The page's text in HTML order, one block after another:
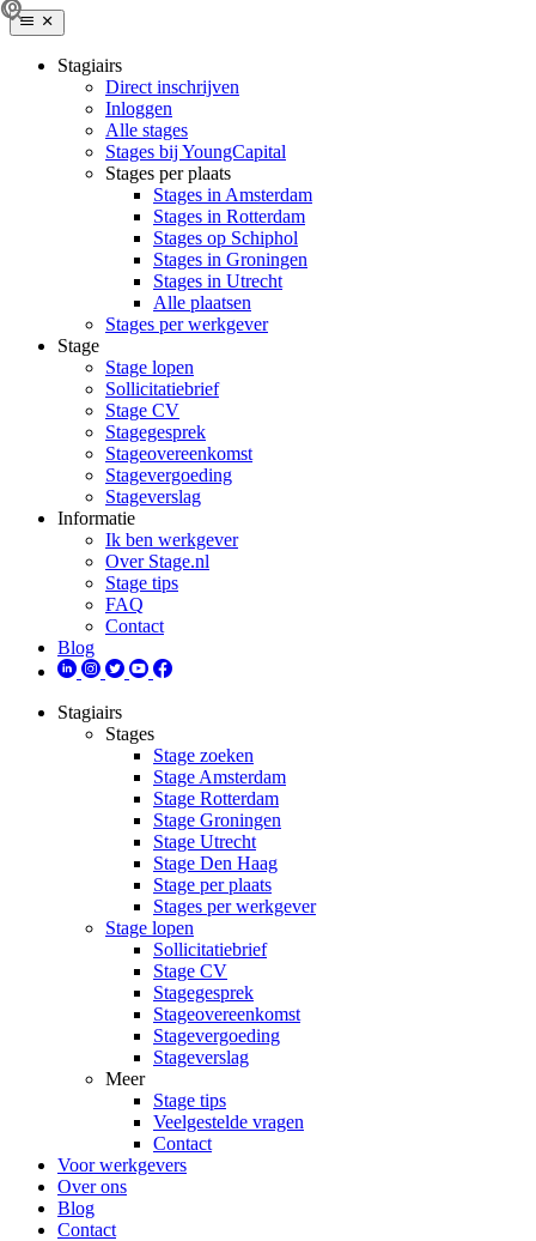
Stagiairs
Direct inschrijven
Inloggen
Alle stages
Stages bij YoungCapital
Stages per plaats
Stages in Amsterdam
Stages in Rotterdam
Stages op Schiphol
Stages in Groningen
Stages in Utrecht
Alle plaatsen
Stages per werkgever
Stage
Stage lopen
Sollicitatiebrief
Stage CV
Stagegesprek
Stageovereenkomst
Stagevergoeding
Stageverslag
Informatie
Ik ben werkgever
Over Stage.nl
Stage tips
FAQ
Contact
Blog
Stagiairs
Stages
Stage zoeken
Stage Amsterdam
Stage Rotterdam
Stage Groningen
Stage Utrecht
Stage Den Haag
Stage per plaats
Stages per werkgever
Stage lopen
Sollicitatiebrief
Stage CV
Stagegesprek
Stageovereenkomst
Stagevergoeding
Stageverslag
Meer
Stage tips
Veelgestelde vragen
Contact
Voor werkgevers
Over ons
Blog
Contact